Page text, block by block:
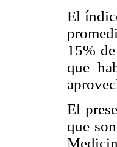
El
15%
que
El
que